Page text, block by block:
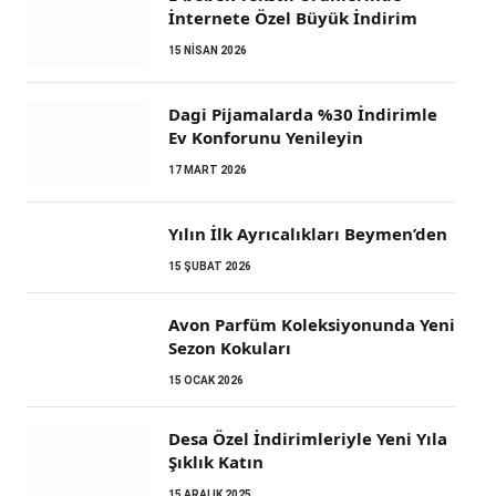
İnternete Özel Büyük İndirim
15 NISAN 2026
Dagi Pijamalarda %30 İndirimle
Ev Konforunu Yenileyin
17 MART 2026
Yılın İlk Ayrıcalıkları Beymen’den
15 ŞUBAT 2026
Avon Parfüm Koleksiyonunda Yeni
Sezon Kokuları
15 OCAK 2026
Desa Özel İndirimleriyle Yeni Yıla
Şıklık Katın